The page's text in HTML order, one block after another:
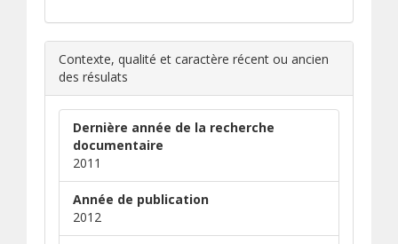
Contexte, qualité et caractère récent ou ancien
des résulats
Dernière année de la recherche
documentaire
2011
Année de publication
2012